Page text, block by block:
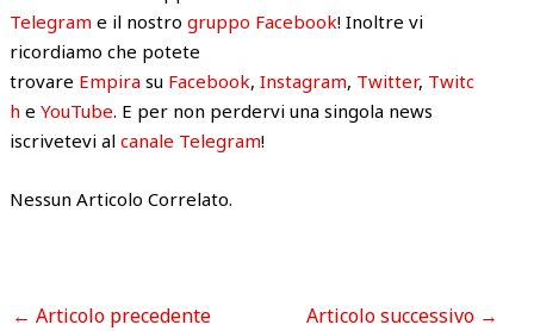
Telegram e il nostrogruppo Facebook! Inoltre vi
ricordiamo che potete
trovare Empira su Facebook,Instagram, Twitter, Twitc
h eYouTube. E per non perdervi una singola news
iscrivetevi alcanale Telegram!
Nessun Articolo Correlato.
← Articolo precedente Articolo successivo →